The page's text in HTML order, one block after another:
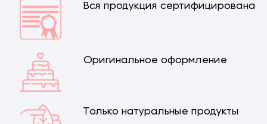
Вся продукция сертифицирована
Оригинальное оформление
Только натуральные продукты